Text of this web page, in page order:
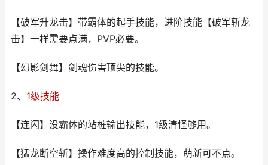
【破军升龙击】带霸体的起手技能，进阶技能【破军斩龙
击】一样需要点满，PVP必要。
【幻影剑舞】剑魂伤害顶尖的技能。
2、 1级技能
【连闪】没霸体的站桩输出技能，1级清怪够用。
【猛龙断空斩】操作难度高的控制技能，萌新可不点。